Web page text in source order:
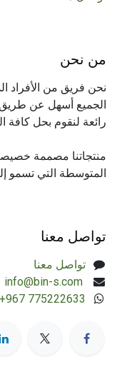
من نحن
نحن فريق من الأفراد
الجميع أسهل عن طريق
رائعة لنقوم بحل كافة
منتجاتنا مصممة
المتوسطة التي تسمو
تواصل معنا
تواصل معنا
+967 775222633